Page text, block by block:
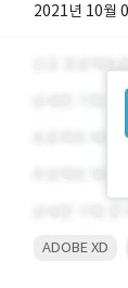
2021년 10월
ADOBE XD